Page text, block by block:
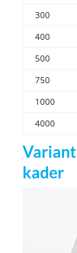
300
400
500
750
1000
4000
kader